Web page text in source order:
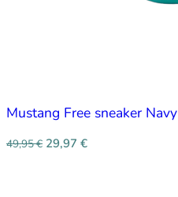
Mustang Free sneaker Navy
49,95€ 29,97 €